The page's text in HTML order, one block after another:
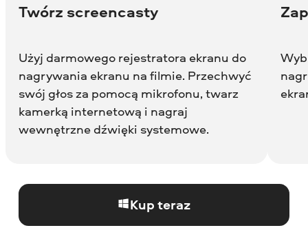
Twórz screencasty
Użyj darmowego rejestratora ekranu do
nagrywania ekranu na filmie. Przechwyć
swój głos za pomocą mikrofonu, twarz
kamerką internetową i nagraj
wewnętrzne dźwięki systemowe.
Kup teraz